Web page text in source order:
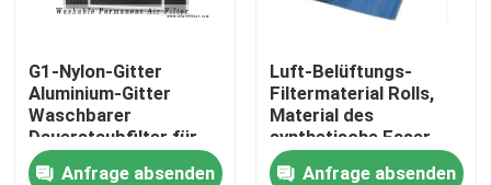
G1-Nylon-Gitter
Aluminium-Gitter
Waschbarer
Dauerstaubfilter für
Frischluft-Eingang
Anfrage absenden
Luft-Belüftungs-
Filtermaterial Rolls,
Material des
synthetische Faser-
Luftfilter-G2 G3 G4
Anfrage absenden